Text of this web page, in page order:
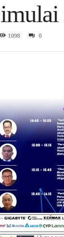
1098 0